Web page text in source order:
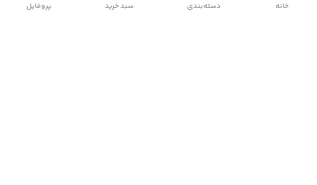
پروفایل سبد خرید دسته‌بندی خانه